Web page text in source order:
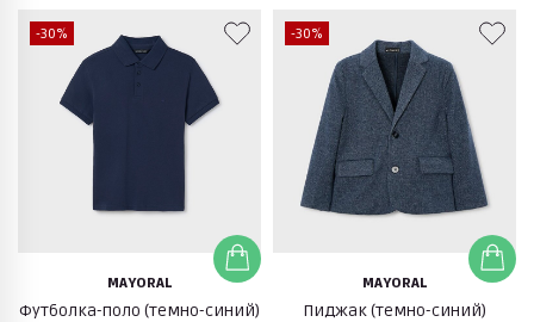
-30%
MAYORAL
Футболка-поло (темно-синий)
-30%
MAYORAL
Пиджак (темно-синий)